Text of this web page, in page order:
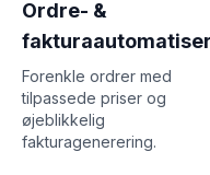
Ordre- &
Forenkle ordrer med
tilpassede priser og
øjeblikkelig
fakturagenerering.